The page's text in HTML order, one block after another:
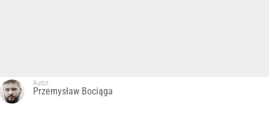
Autor:
Przemysław Bociąga